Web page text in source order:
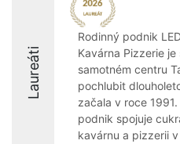
Laureáti
Rodinný podnik
Kavárna Pizzerie je
samotném centru
pochlubit
začala v roce
podnik spojuje
kavárnu a pizzerii